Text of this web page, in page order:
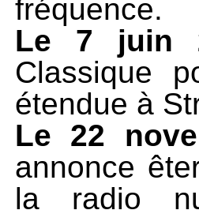
fréquence.
Le 7 juin
Classique
étendue à
Le 22
annonce
la radio